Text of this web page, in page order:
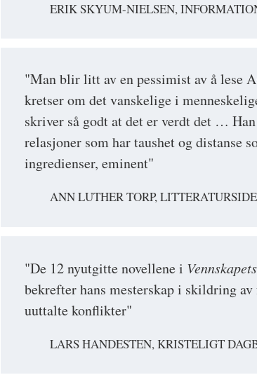
ERIK SKYUM-NIELSEN,
"Man blir litt av en pessimist av å lese
kretser om det vanskelige i
skriver så godt at det er verdt det …
relasjoner som har taushet og distanse
ingredienser, eminent"
ANN LUTHER TORP,
"De 12 nyutgitte novellene i
bekrefter hans mesterskap i skildring
uuttalte konflikter"
LARS HANDESTEN, KRISTELIGT